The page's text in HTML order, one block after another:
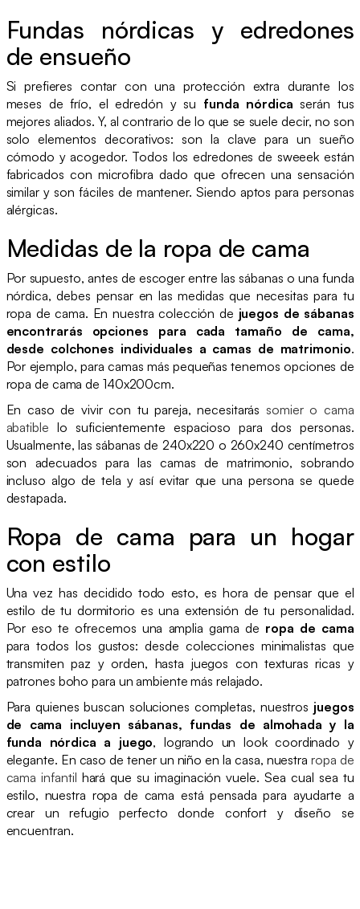
Fundas nórdicas y edredones
de ensueño
Si prefieres contar con una protección extra durante los
meses de frío, el edredón y su funda nórdica serán tus
mejores aliados. Y, al contrario de lo que se suele decir, no son
solo elementos decorativos: son la clave para un sueño
cómodo y acogedor. Todos los edredones de sweeek están
fabricados con microfibra dado que ofrecen una sensación
similar y son fáciles de mantener. Siendo aptos para personas
alérgicas.
Medidas de la ropa de cama
Por supuesto, antes de escoger entre las sábanas o una funda
nórdica, debes pensar en las medidas que necesitas para tu
ropa de cama. En nuestra colección de juegos de sábanas
encontrarás opciones para cada tamaño de cama,
desde colchones individuales a camas de matrimonio.
Por ejemplo, para camas más pequeñas tenemos opciones de
ropa de cama de 140x200cm.
En caso de vivir con tu pareja, necesitarás somier o cama
abatiblelo suficientemente espacioso para dos personas.
Usualmente, las sábanas de 240x220 o 260x240 centímetros
son adecuados para las camas de matrimonio, sobrando
incluso algo de tela y así evitar que una persona se quede
destapada.
Ropa de cama para un hogar
con estilo
Una vez has decidido todo esto, es hora de pensar que el
estilo de tu dormitorio es una extensión de tu personalidad.
Por eso te ofrecemos una amplia gama de ropa de cama
para todos los gustos: desde colecciones minimalistas que
transmiten paz y orden, hasta juegos con texturas ricas y
patrones boho para un ambiente más relajado.
Para quienes buscan soluciones completas, nuestros juegos
de cama incluyen sábanas, fundas de almohada y la
funda nórdica a juego, logrando un look coordinado y
elegante. En caso de tener un niño en la casa, nuestraropa de
cama infantil hará que su imaginación vuele. Sea cual sea tu
estilo, nuestra ropa de cama está pensada para ayudarte a
crear un refugio perfecto donde confort y diseño se
encuentran.